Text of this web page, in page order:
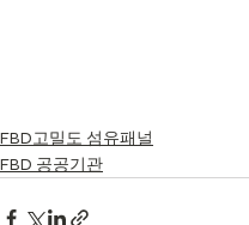
FBD고밀도 섬유패널
FBD 공공기관